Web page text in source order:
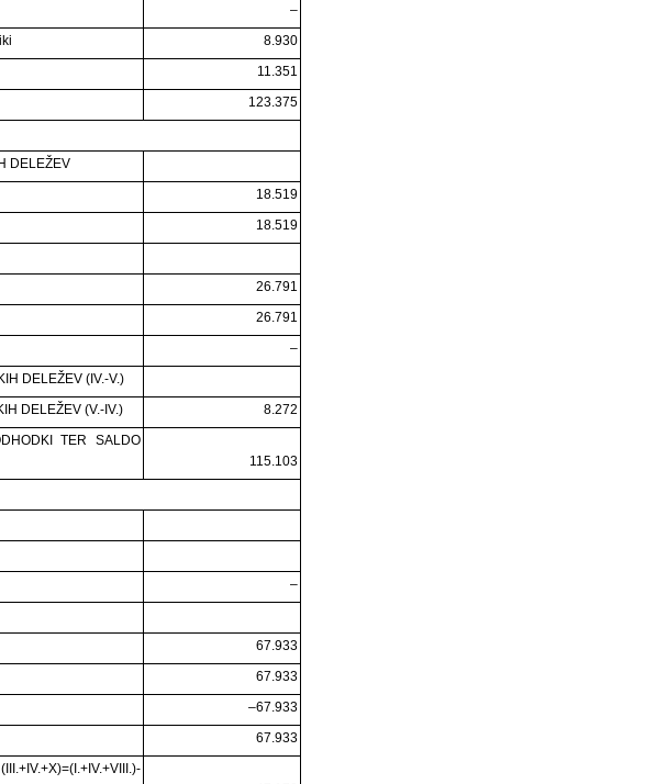
–
8.930
11.351
123.375
DELEŽEV
18.519
18.519
26.791
26.791
–
DELEŽEV (IV.-V.)
DELEŽEV (V.-IV.)
8.272
TER SALDO
115.103
–
67.933
67.933
–67.933
67.933